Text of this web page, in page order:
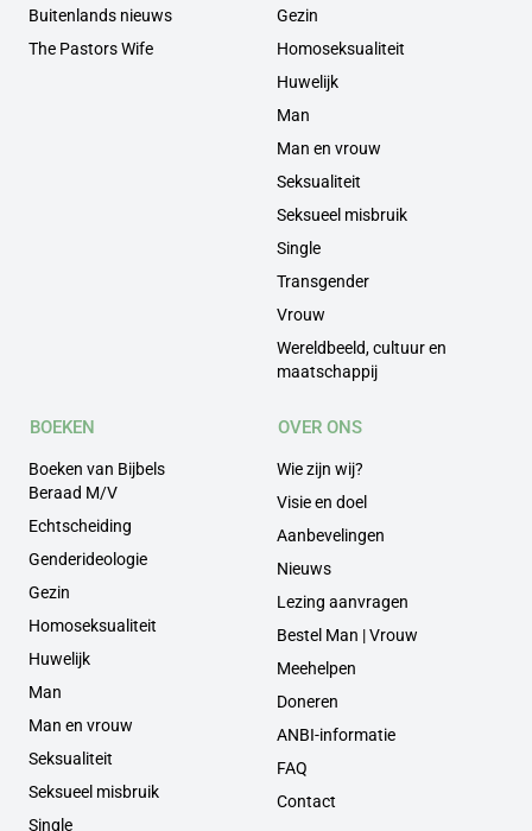
Buitenlands nieuws
The Pastors Wife
Gezin
Homoseksualiteit
Huwelijk
Man
Man en vrouw
Seksualiteit
Seksueel misbruik
Single
Transgender
Vrouw
Wereldbeeld, cultuur en
maatschappij
BOEKEN
Boeken van Bijbels
Beraad M/V
Echtscheiding
Genderideologie
Gezin
Homoseksualiteit
Huwelijk
Man
Man en vrouw
Seksualiteit
Seksueel misbruik
Single
OVER ONS
Wie zijn wij?
Visie en doel
Aanbevelingen
Nieuws
Lezing aanvragen
Bestel Man | Vrouw
Meehelpen
Doneren
ANBI-informatie
FAQ
Contact